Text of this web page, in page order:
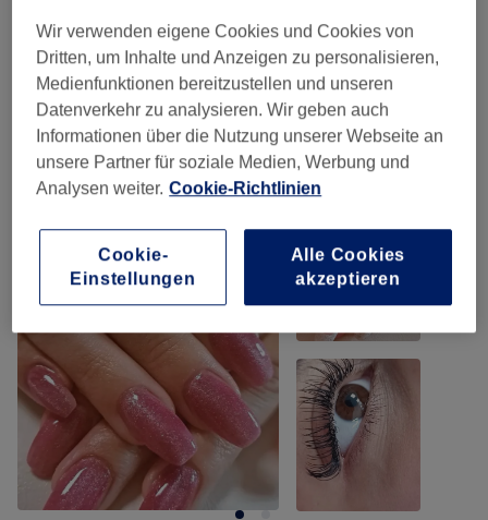
Wimpernbehandlungen (4)
Wimpernverlängerungen (1) ab 15 €
Unsere Arbeit
Bild anklicken für weitere Details
Wir verwenden eigene Cookies und Cookies von
Dritten, um Inhalte und Anzeigen zu personalisieren,
Medienfunktionen bereitzustellen und unseren
Datenverkehr zu analysieren. Wir geben auch
Informationen über die Nutzung unserer Webseite an
unsere Partner für soziale Medien, Werbung und
Analysen weiter. Cookie-Richtlinien
Cookie-
Einstellungen
Alle Cookies
akzeptieren